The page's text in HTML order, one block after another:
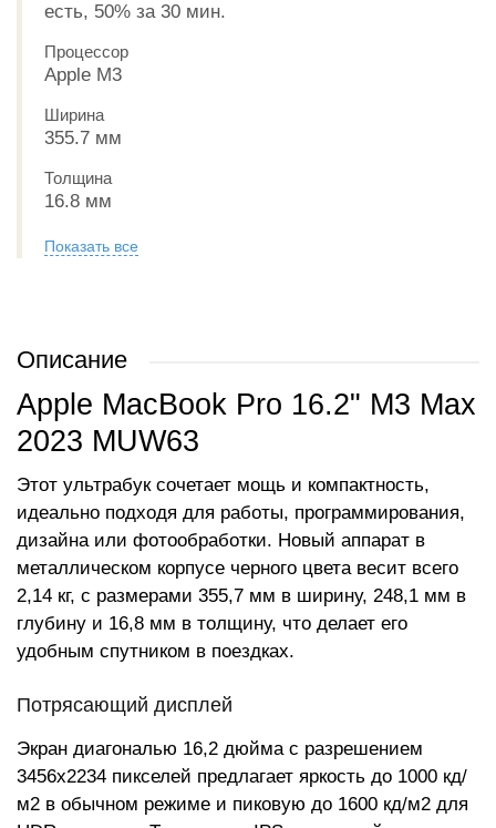
есть, 50% за 30 мин.
Процессор
Apple M3
Ширина
355.7 мм
Толщина
16.8 мм
Показать все
Описание
Apple MacBook Pro 16.2" M3 Max
2023 MUW63
Этот ультрабук сочетает мощь и компактность,
идеально подходя для работы, программирования,
дизайна или фотообработки. Новый аппарат в
металлическом корпусе черного цвета весит всего
2,14 кг, с размерами 355,7 мм в ширину, 248,1 мм в
глубину и 16,8 мм в толщину, что делает его
удобным спутником в поездках.
Потрясающий дисплей
Экран диагональю 16,2 дюйма с разрешением
3456x2234 пикселей предлагает яркость до 1000 кд/
м2 в обычном режиме и пиковую до 1600 кд/м2 для